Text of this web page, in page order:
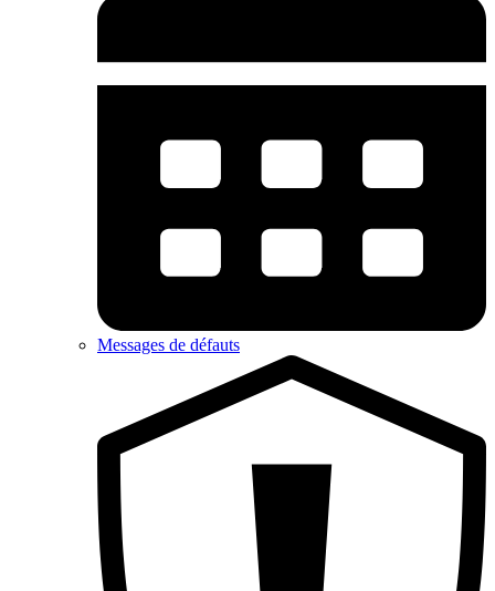
Messages de défauts